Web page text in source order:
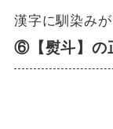
漢字に馴染み
⑥【熨斗】の